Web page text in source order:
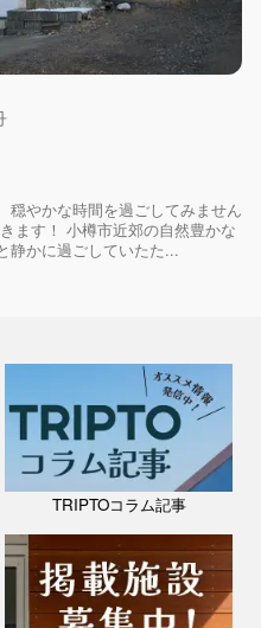
穏やかな時間を過ごしてみません
ます！ 小樽市近郊の自然豊かな
静かに過ごしていたた...
TRIPTOコラム記事